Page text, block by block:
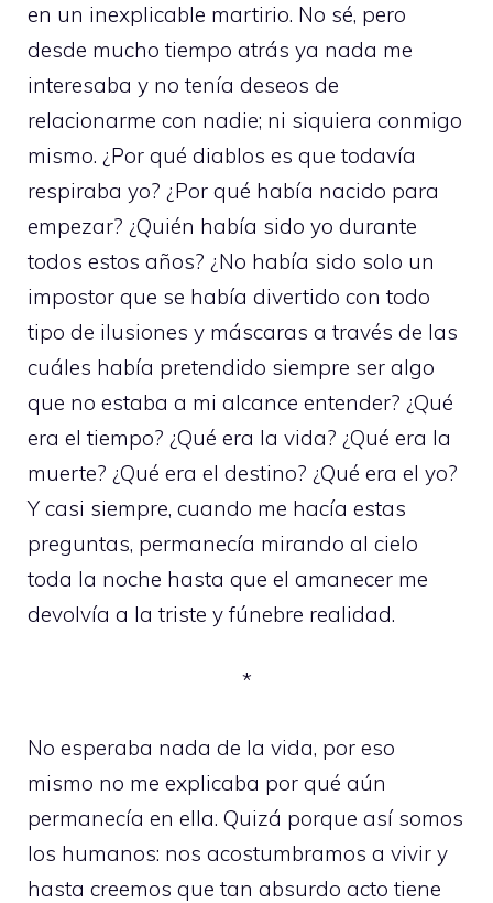
en un inexplicable martirio. No sé, pero
desde mucho tiempo atrás ya nada me
interesaba y no tenía deseos de
relacionarme con nadie; ni siquiera conmigo
mismo. ¿Por qué diablos es que todavía
respiraba yo? ¿Por qué había nacido para
empezar? ¿Quién había sido yo durante
todos estos años? ¿No había sido solo un
impostor que se había divertido con todo
tipo de ilusiones y máscaras a través de las
cuáles había pretendido siempre ser algo
que no estaba a mi alcance entender? ¿Qué
era el tiempo? ¿Qué era la vida? ¿Qué era la
muerte? ¿Qué era el destino? ¿Qué era el yo?
Y casi siempre, cuando me hacía estas
preguntas, permanecía mirando al cielo
toda la noche hasta que el amanecer me
devolvía a la triste y fúnebre realidad.
*
No esperaba nada de la vida, por eso
mismo no me explicaba por qué aún
permanecía en ella. Quizá porque así somos
los humanos: nos acostumbramos a vivir y
hasta creemos que tan absurdo acto tiene